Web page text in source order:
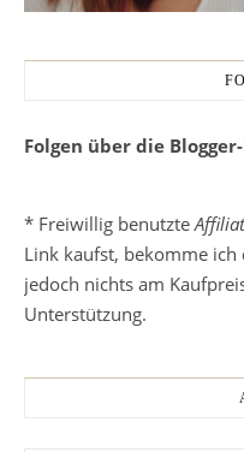
Folgen über die
* Freiwillig benutzte
Link kaufst, bekomme
jedoch nichts am
Unterstützung.